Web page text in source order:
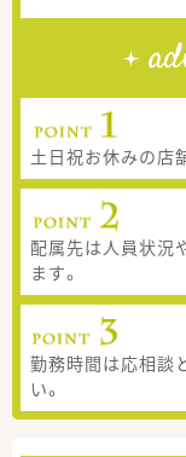
土日祝お休みの店
配属先は人員状況
ます。
勤務時間は応相談
い。